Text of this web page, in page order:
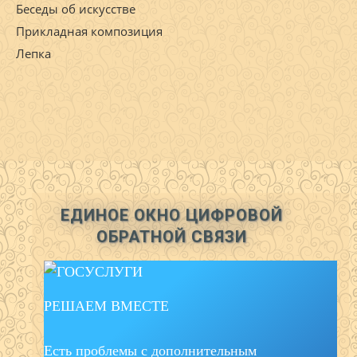
Беседы об искусстве
Прикладная композиция
Лепка
ЕДИНОЕ ОКНО ЦИФРОВОЙ
ОБРАТНОЙ СВЯЗИ
РЕШАЕМ ВМЕСТЕ
Есть проблемы с дополнительным